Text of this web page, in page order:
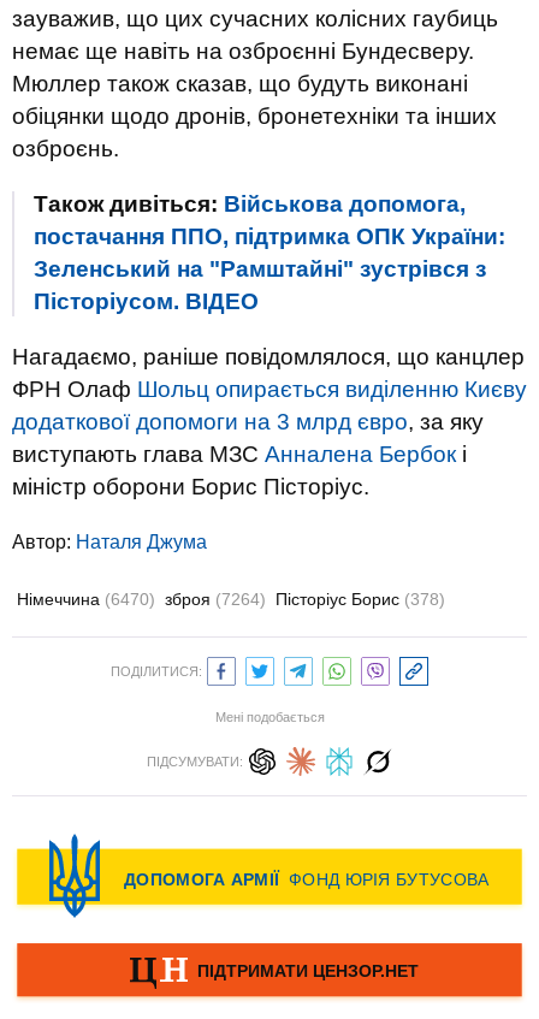
зауважив, що цих сучасних колісних гаубиць
немає ще навіть на озброєнні Бундесверу.
Мюллер також сказав, що будуть виконані
обіцянки щодо дронів, бронетехніки та інших
озброєнь.
Також дивіться: Військова допомога,
постачання ППО, підтримка ОПК України:
Зеленський на "Рамштайні" зустрівся з
Пісторіусом. ВIДЕО
Нагадаємо, раніше повідомлялося, що канцлер
ФРН Олаф Шольц опирається виділенню Києву
додаткової допомоги на 3 млрд євро, за яку
виступають глава МЗС Анналена Бербок і
міністр оборони Борис Пісторіус.
Автор: Наталя Джума
Німеччина (6470) зброя (7264) Пісторіус Борис (378)
ПОДІЛИТИСЯ:
Мені подобається
ПІДСУМУВАТИ: